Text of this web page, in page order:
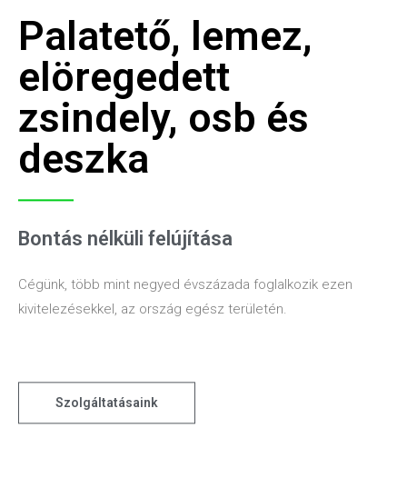
Palatető, lemez,
elöregedett
zsindely, osb és
deszka
Bontás nélküli felújítása
Cégünk, több mint negyed évszázada foglalkozik ezen
kivitelezésekkel, az ország egész területén.
Szolgáltatásaink